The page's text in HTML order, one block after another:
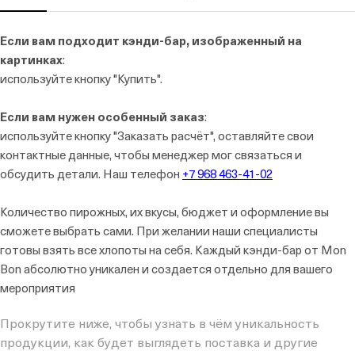
Если вам подходит кэнди-бар, изображенный на
картинках:
используйте кнопку "Купить".
Если вам нужен особенный заказ:
используйте кнопку "Заказать расчёт", оставляйте свои
контактные данные, чтобы менеджер мог связаться и
обсудить детали. Наш телефон +7 968 463-41-02
Количество пирожных, их вкусы, бюджет и оформление вы
сможете выбрать сами. При желании наши специалисты
готовы взять все хлопоты на себя. Каждый кэнди-бар от Mon
Bon абсолютно уникален и создается отдельно для вашего
мероприятия
Прокрутите ниже, чтобы узнать в чём уникальность
продукции, как будет выглядеть поставка и другие